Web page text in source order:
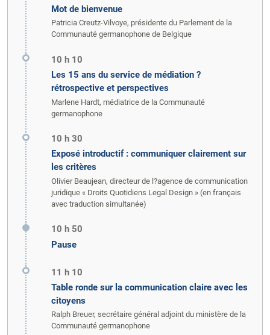
Mot de bienvenue
Patricia Creutz-Vilvoye, présidente du Parlement de la
Communauté germanophone de Belgique
10 h 10
Les 15 ans du service de médiation ?
rétrospective et perspectives
Marlene Hardt, médiatrice de la Communauté
germanophone
10 h 30
Exposé introductif : communiquer clairement sur
les critères
Olivier Beaujean, directeur de l?agence de communication
juridique « Droits Quotidiens Legal Design » (en français
avec traduction simultanée)
10 h 50
Pause
11 h 10
Table ronde sur la communication claire avec les
citoyens
Ralph Breuer, secrétaire général adjoint du ministère de la
Communauté germanophone